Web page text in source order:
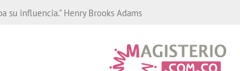
su influencia." Henry Brooks Adams